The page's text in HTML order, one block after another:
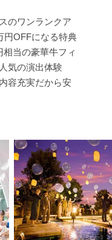
のワンランクア
円OFFになる特典
相当の豪華牛フィ
気の演出体験
容充実だから安